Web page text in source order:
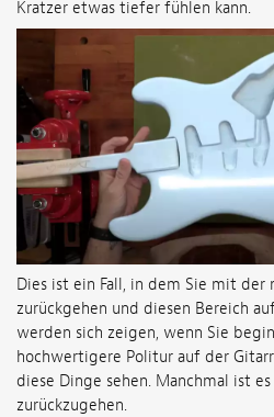
Kratzer etwas tiefer fühlen kann.
Dies ist ein Fall, in dem Sie mit
zurückgehen und diesen Bereich
werden sich zeigen, wenn Sie
hochwertigere Politur auf der
diese Dinge sehen. Manchmal ist
zurückzugehen.